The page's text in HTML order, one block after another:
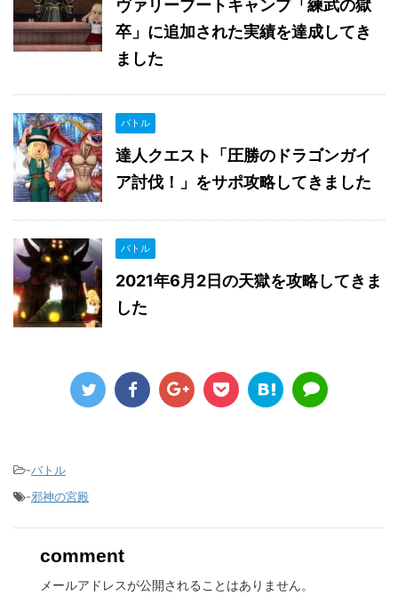
ヴァリーブートキャンプ「練武の獄
卒」に追加された実績を達成してき
ました
バトル
達人クエスト「圧勝のドラゴンガイ
ア討伐！」をサポ攻略してきました
バトル
2021年6月2日の天獄を攻略してきま
した
-バトル
-邪神の宮殿
comment
メールアドレスが公開されることはありません。